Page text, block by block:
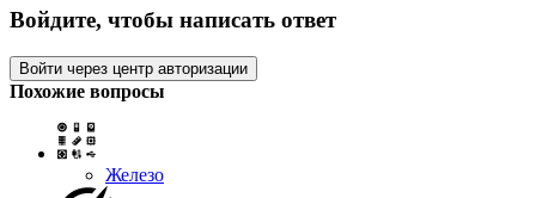
Войдите, чтобы написать ответ
Войти через центр авторизации
Похожие вопросы
Железо